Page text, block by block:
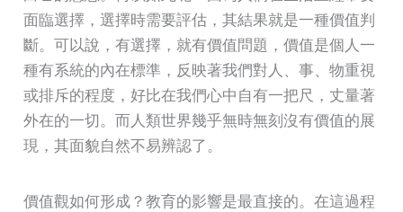
面臨選擇，選擇時需要評估，其結果就是一種價值判
斷。可以說，有選擇，就有價值問題，價值是個人一
種有系統的內在標準，反映著我們對人、事、物重視
或排斥的程度，好比在我們心中自有一把尺，丈量著
外在的一切。而人類世界幾乎無時無刻沒有價值的展
現，其面貌自然不易辨認了。
價值觀如何形成？教育的影響是最直接的。在這過程